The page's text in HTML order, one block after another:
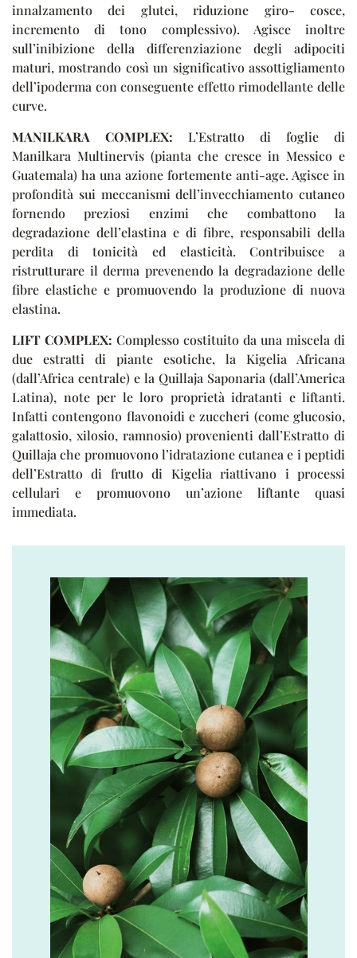
innalzamento dei glutei, riduzione giro- cosce,
incremento di tono complessivo). Agisce inoltre
sull’inibizione della differenziazione degli adipociti
maturi, mostrando così un significativo assottigliamento
dell’ipoderma con conseguente effetto rimodellante delle
curve.
MANILKARA COMPLEX: L’Estratto di foglie di
Manilkara Multinervis (pianta che cresce in Messico e
Guatemala) ha una azione fortemente anti-age. Agisce in
profondità sui meccanismi dell’invecchiamento cutaneo
fornendo preziosi enzimi che combattono la
degradazione dell’elastina e di fibre, responsabili della
perdita di tonicità ed elasticità. Contribuisce a
ristrutturare il derma prevenendo la degradazione delle
fibre elastiche e promuovendo la produzione di nuova
elastina.
LIFT COMPLEX: Complesso costituito da una miscela di
due estratti di piante esotiche, la Kigelia Africana
(dall’Africa centrale) e la Quillaja Saponaria (dall’America
Latina), note per le loro proprietà idratanti e liftanti.
Infatti contengono flavonoidi e zuccheri (come glucosio,
galattosio, xilosio, ramnosio) provenienti dall’Estratto di
Quillaja che promuovono l’idratazione cutanea e i peptidi
dell’Estratto di frutto di Kigelia riattivano i processi
cellulari e promuovono un’azione liftante quasi
immediata.